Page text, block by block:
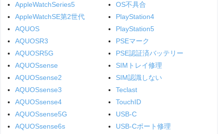
AppleWatchSeries5
AppleWatchSE第2世代
AQUOS
AQUOSR3
AQUOSR5G
AQUOSsense
AQUOSsense2
AQUOSsense3
AQUOSsense4
AQUOSsense5G
AQUOSsense6s
OS不具合
PlayStation4
PlayStation5
PSEマーク
PSE認証済バッテリー
SIMトレイ修理
SIM認識しない
Teclast
TouchID
USB-C
USB-Cポート修理